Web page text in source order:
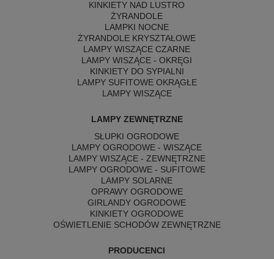
KINKIETY NAD LUSTRO
ŻYRANDOLE
LAMPKI NOCNE
ŻYRANDOLE KRYSZTAŁOWE
LAMPY WISZĄCE CZARNE
LAMPY WISZĄCE - OKRĘGI
KINKIETY DO SYPIALNI
LAMPY SUFITOWE OKRĄGŁE
LAMPY WISZĄCE
LAMPY ZEWNĘTRZNE
SŁUPKI OGRODOWE
LAMPY OGRODOWE - WISZĄCE
LAMPY WISZĄCE - ZEWNĘTRZNE
LAMPY OGRODOWE - SUFITOWE
LAMPY SOLARNE
OPRAWY OGRODOWE
GIRLANDY OGRODOWE
KINKIETY OGRODOWE
OŚWIETLENIE SCHODÓW ZEWNĘTRZNE
PRODUCENCI